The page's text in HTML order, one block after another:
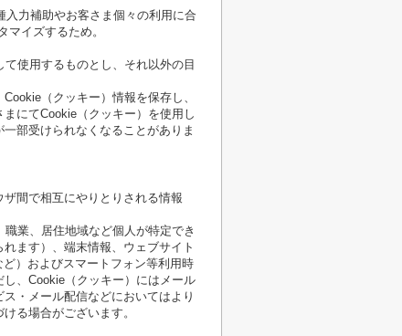
入力補助やお客さま個々の利用に合
イズするため。
使用するものとし、それ以外の目
（クッキー）情報を保存し、
にてCookie（クッキー）を使用し
部受けられなくなることがありま
間で相互にやりとりされる情報
業、居住地域など個人が特定でき
ます）、端末情報、ウェブサイト
）およびスマートフォン等利用時
、Cookie（クッキー）にはメール
・メール配信などにおいてはより
る場合がございます。